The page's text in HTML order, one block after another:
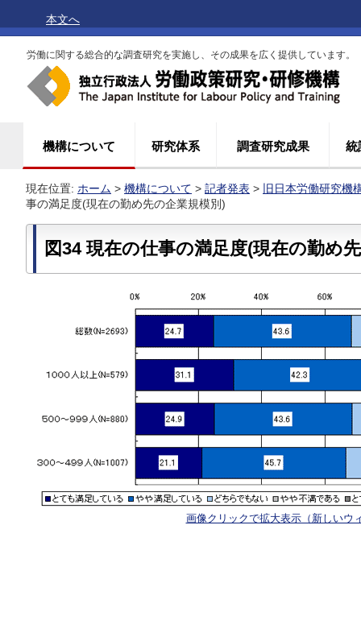
本文へ
労働に関する総合的な調査研究を実施し、その成果を広く提供しています。
機構について 研究体系 調査研究成果 統
現在位置: ホーム > 機構について > 記者発表 > 旧日本労働研究機
事の満足度(現在の勤め先の企業規模別)
図34 現在の仕事の満足度(現在の勤め
画像クリックで拡大表示（新しいウ